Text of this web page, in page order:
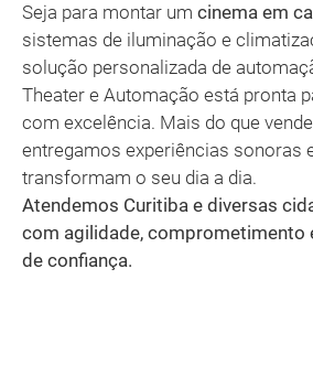
Seja para montar um cinema em
sistemas de iluminação e
solução personalizada de
Theater e Automação está pronta
com excelência. Mais do que
entregamos experiências sonoras
transformam o seu dia a dia.
Atendemos Curitiba e diversas
com agilidade, comprometimento
de confiança.